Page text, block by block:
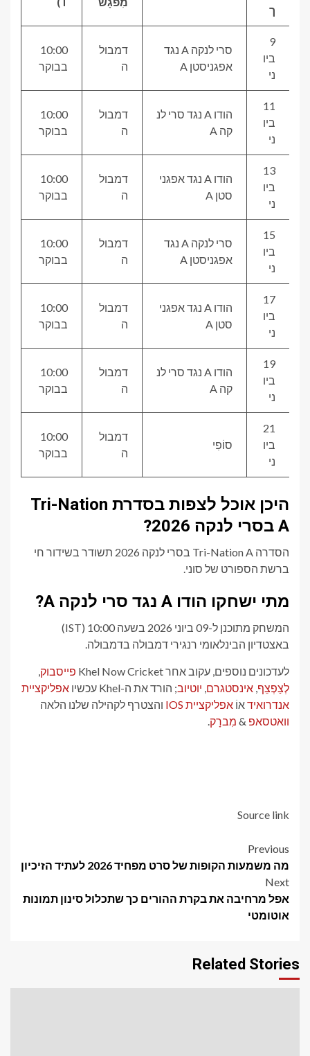
ך
9
ביו
ני
סרי לנקה A נגד
אפגניסטן A
דמבול
ה
10:00
בבוקר
11
ביו
ני
הודו A נגד סרי לנ
קה A
דמבול
ה
10:00
בבוקר
13
ביו
ני
הודו A נגד אפגני
סטן A
דמבול
ה
10:00
בבוקר
15
ביו
ני
סרי לנקה A נגד
אפגניסטן A
דמבול
ה
10:00
בבוקר
17
ביו
ני
הודו A נגד אפגני
סטן A
דמבול
ה
10:00
בבוקר
19
ביו
ני
הודו A נגד סרי לנ
קה A
דמבול
ה
10:00
בבוקר
21
ביו
ני
סוֹפִי
דמבול
ה
10:00
בבוקר
היכן אוכל לצפות בסדרת Tri-Nation
A בסרי לנקה 2026?
הסדרה Tri-Nation A בסרי לנקה 2026 תשודר בשידור חי
ברשת הספורט של סוני.
מתי ישחקו הודו A נגד סרי לנקה A?
המשחק מתוכנן ל-09 ביוני 2026 בשעה 10:00 (IST)
באצטדיון הבינלאומי רנגירי דמבולה בדמבולה.
לעדכונים נוספים, עקוב אחר Khel Now Cricket פייסבוק,
לְצַפְצֵף, אינסטגרם, יוטיוב; הורד את ה-Khel עכשיו
אפליקציית
אנדרואידאוֹ אפליקציית IOS
והצטרף לקהילה שלנו הלאה
וואטסאפ & מִברָק.
Source link
Post
navigation
Previous
מה משמעות הקופות של סרט מפחיד 2026 לעתיד הזיכיון
Next
אפל מרחיבה את בקרת ההורים כך שתכלול סינון תמונות
אוטומטי
Related Stories